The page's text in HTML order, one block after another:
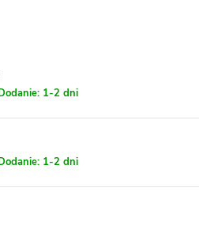
1-2 dni
1-2 dni